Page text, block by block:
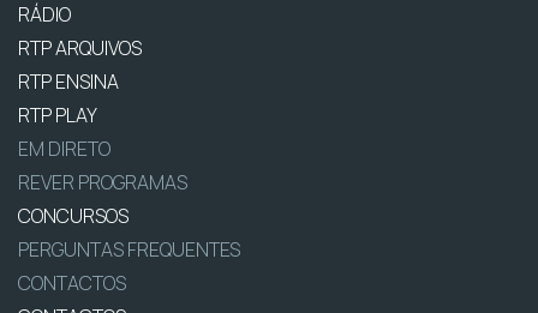
RÁDIO
RTP ARQUIVOS
RTP ENSINA
RTP PLAY
EM DIRETO
REVER PROGRAMAS
CONCURSOS
PERGUNTAS FREQUENTES
CONTACTOS